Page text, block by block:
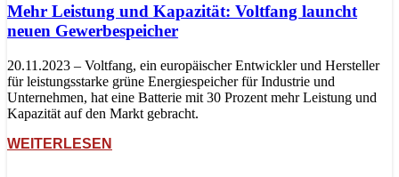
Mehr Leistung und Kapazität: Voltfang launcht
neuen Gewerbespeicher
20.11.2023 – Voltfang, ein europäischer Entwickler und Hersteller
für leistungsstarke grüne Energiespeicher für Industrie und
Unternehmen, hat eine Batterie mit 30 Prozent mehr Leistung und
Kapazität auf den Markt gebracht.
WEITERLESEN